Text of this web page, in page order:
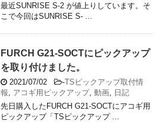
最近SUNRISE S-2 が値上りしています。そ
こで今回はSUNRISE S- ...
FURCH G21-SOCTにピックアップ
を取り付けました。
2021/07/02 -TSピックアップ取付情
報
アコギ用ピックアップ, 動画
日記
先日購入したFURCH G21-SOCTにアコギ用
ピックアップ「TSピックアップ ...